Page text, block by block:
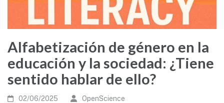
Alfabetización de género en la
educación y la sociedad: ¿Tiene
sentido hablar de ello?
02/06/2025 OpenScience